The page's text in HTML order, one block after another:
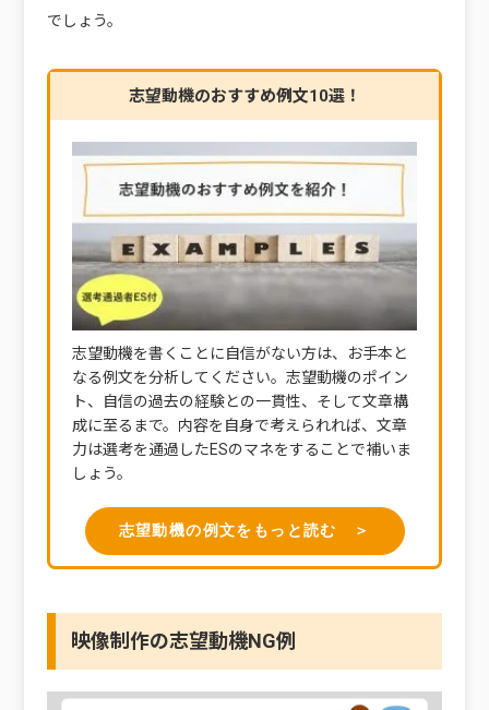
でしょう。
志望動機のおすすめ例文10選！
志望動機を書くことに自信がない方は、お手本と
なる例文を分析してください。志望動機のポイン
ト、自信の過去の経験との一貫性、そして文章構
成に至るまで。内容を自身で考えられれば、文章
力は選考を通過したESのマネをすることで補いま
しょう。
志望動機の例文をもっと読む ＞
映像制作の志望動機NG例